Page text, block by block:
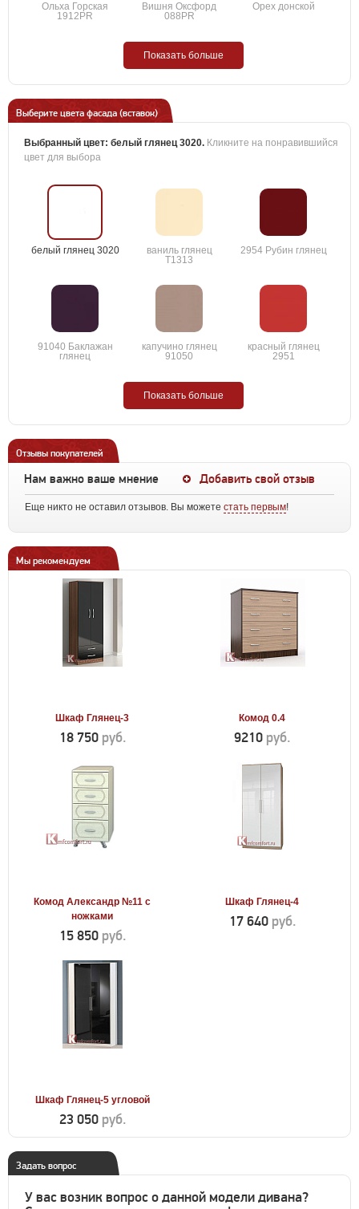
Ольха Горская
1912PR
Вишня Оксфорд
088PR
Орех донской
Показать больше
Выберите цвета фасада (вставок)
Выбранный цвет: белый глянец 3020. Кликните на понравившийся
цвет для выбора
белый глянец 3020
ваниль глянец
T1313
2954 Рубин глянец
91040 Баклажан
глянец
капучино глянец
91050
красный глянец
2951
Показать больше
Отзывы покупателей
Нам важно ваше мнение Добавить свой отзыв
Еще никто не оставил отзывов. Вы можете стать первым!
Мы рекомендуем
Шкаф Глянец-3
18 750 руб.
Комод 0.4
9210 руб.
Комод Александр №11 с
ножками
15 850 руб.
Шкаф Глянец-4
17 640 руб.
Шкаф Глянец-5 угловой
23 050 руб.
Задать вопрос
У вас возник вопрос о данной модели дивана?